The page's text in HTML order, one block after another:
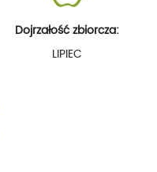
Dojrzałość zbiorcza:
LIPIEC